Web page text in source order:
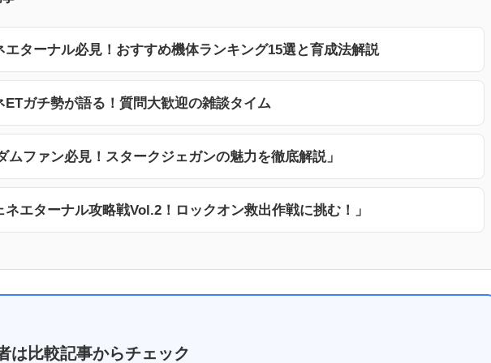
エターナル必見！おすすめ機体ランキング15選と育成法解説
ETガチ勢が語る！質問大歓迎の雑談タイム
ムファン必見！スタークジェガンの魅力を徹底解説」
ネエターナル攻略戦Vol.2！ロックオン救出作戦に挑む！」
は比較記事からチェック